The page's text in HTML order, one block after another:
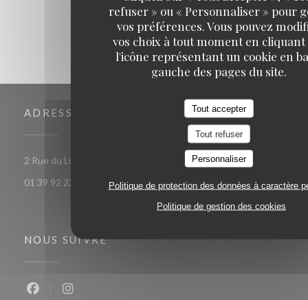
refuser » ou « Personnaliser » pour
vos préférences. Vous pouvez
vos choix à tout moment en
l'icône représentant un cookie en
gauche des pages du site.
Tout accepter
Tout refuser
Personnaliser
Politique de protection des données à caractère
Politique de gestion des cookies
ADRESSE
2 Rue du Luat 95350 Saint-Brice-sous-Forêt((ouvre une nouvelle
01 39 92 23 82
NOUS SUIVRE